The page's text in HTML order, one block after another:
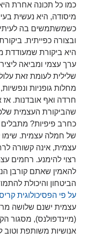
כמו כל תכונה אחרת
מיסודה, היא נעשית
כשמשתמשים בה
ובצורה כפייתית.
היא ביקורת שמעודדת
ערך עצמי ומביאה
שלילית לעומת זאת
מחלות גופניות
חרדה ואף אובדנות. אז
שהביקורת העצמית
כחרב פיפיות?
של חמלה עצמית.
עצמית, אינה קשורה
רצוי להימנע. רחמים
להאמין שאתם קורבן
הביטחון והיכולת
על פי הפסיכולוגית
עצמית ישנם שלושה
(מיינדפולנס), מסגור
אנושיות משותפת וטוב